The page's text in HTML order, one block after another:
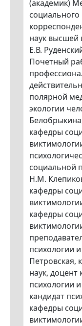
(академик)
наук
Е.В.
Почетный
полярной
экологии
кафедры
социальной
Н.М.
кафедры
кафедры
психологии
Петровская,
наук,
психологии
кандидат
кафедры